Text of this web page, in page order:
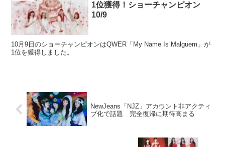
1位獲得！ショーチャンピオン
10/9
10月9日のショーチャンピオンはQWER「My Name Is Malguem」が
1位を獲得しました。
NewJeans「NJZ」アカウント非アクティ
ブ化で話題 完全復帰に期待高まる